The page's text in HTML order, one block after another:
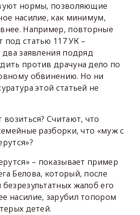
нормы, позволяющие
насилие, как минимум,
Например, повторные
статью 117 УК –
два заявления подряд
против драчуна дело по
обвинению. Но ни
этой статьей не
Считают, что
разборки, что «муж с
– показывает пример
Белова, который, после
жалоб его
насилие, зарубил топором
детей.